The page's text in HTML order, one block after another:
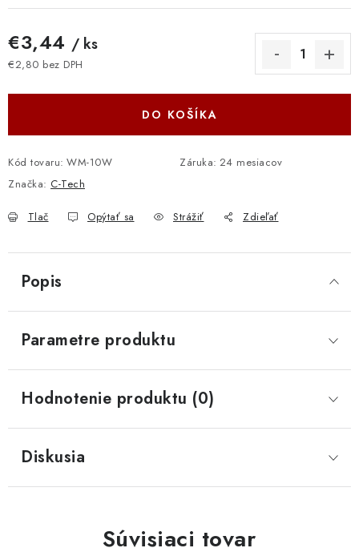
Obchodné podmienky
Napíšte nám
€3,44 / ks
€2,80 bez DPH
DO KOŠÍKA
Kód tovaru: WM-10W Záruka: 24 mesiacov
Značka: C-Tech
Tlač Opýtať sa Strážiť Zdieľať
Popis
Parametre produktu
Hodnotenie produktu (0)
Diskusia
Súvisiaci tovar